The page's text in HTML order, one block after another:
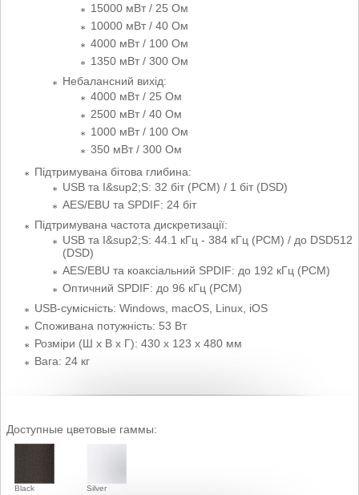
15000 мВт / 25 Ом
10000 мВт / 40 Ом
4000 мВт / 100 Ом
1350 мВт / 300 Ом
Небалансний вихід:
4000 мВт / 25 Ом
2500 мВт / 40 Ом
1000 мВт / 100 Ом
350 мВт / 300 Ом
Підтримувана бітова глибина:
USB та I&sup2;S: 32 біт (PCM) / 1 біт (DSD)
AES/EBU та SPDIF: 24 біт
Підтримувана частота дискретизації:
USB та I&sup2;S: 44.1 кГц - 384 кГц (PCM) / до DSD512
(DSD)
AES/EBU та коаксіальний SPDIF: до 192 кГц (PCM)
Оптичний SPDIF: до 96 кГц (PCM)
USB-сумісність: Windows, macOS, Linux, iOS
Споживана потужність: 53 Вт
Розміри (Ш х В х Г): 430 x 123 x 480 мм
Вага: 24 кг
Доступные цветовые гаммы:
Black Silver